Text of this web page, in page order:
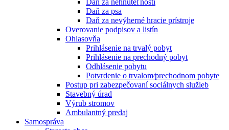
Daň za nehnuteľnosti
Daň za psa
Daň za nevýherné hracie prístroje
Overovanie podpisov a listín
Ohlasovňa
Prihlásenie na trvalý pobyt
Prihlásenie na prechodný pobyt
Odhlásenie pobytu
Potvrdenie o trvalom⁄prechodnom pobyte
Postup pri zabezpečovaní sociálnych služieb
Stavebný úrad
Výrub stromov
Ambulantný predaj
Samospráva